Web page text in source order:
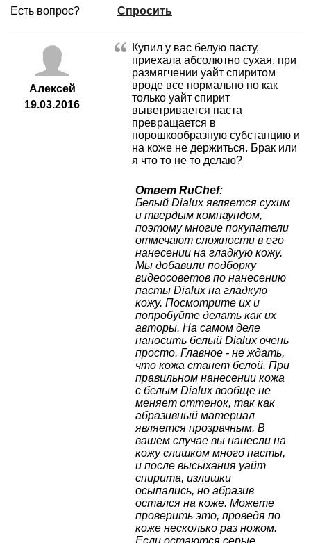
Есть вопрос? Спросить
Алексей
19.03.2016
Купил у вас белую пасту,
приехала абсолютно сухая, при
размягчении уайт спиритом
вроде все нормально но как
только уайт спирит
выветривается паста
превращается в
порошкообразную субстанцию и
на коже не держиться. Брак или
я что то не то делаю?
Ответ RuChef:
Белый Dialux является сухим
и твердым компаундом,
поэтому многие покупатели
отмечают сложности в его
нанесении на гладкую кожу.
Мы добавили подборку
видеосоветов по нанесению
пасты Dialux на гладкую
кожу. Посмотрите их и
попробуйте делать как их
авторы. На самом деле
наносить белый Dialux очень
просто. Главное - не ждать,
что кожа станет белой. При
правильном нанесении кожа
с белым Dialux вообще не
меняет оттенок, так как
абразивный материал
является прозрачным. В
вашем случае вы нанесли на
кожу слишком много пасты,
и после высыхания уайт
спирита, излишки
осыпались, но абразив
остался на коже. Можете
проверить это, проведя по
коже несколько раз ножом.